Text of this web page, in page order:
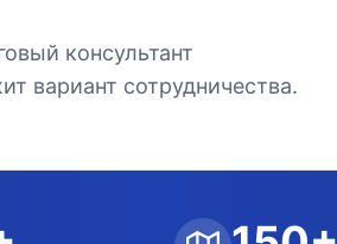
консультант
вариант сотрудничества.